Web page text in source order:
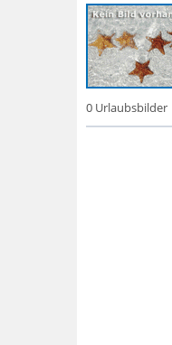
0 Urlaubsbilder